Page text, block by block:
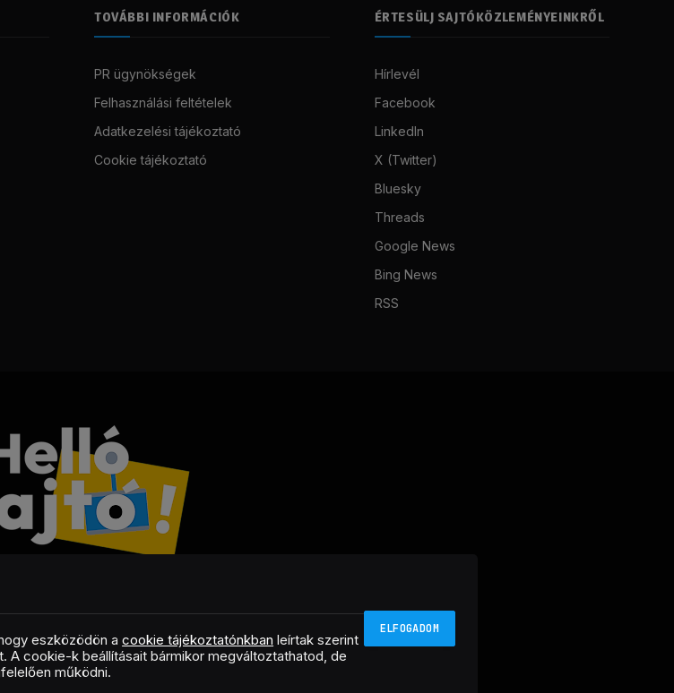
TOVÁBBI INFORMÁCIÓK
PR ügynökségek
Felhasználási feltételek
Adatkezelési tájékoztató
Cookie tájékoztató
ÉRTESÜLJ SAJTÓKÖZLEMÉNYEINKRŐL
Hírlevél
Facebook
LinkedIn
X (Twitter)
Bluesky
Threads
Google News
Bing News
RSS
FacebookLinkedInX
RSS
Helló Sajtó! Üzleti Sajtószolgálat
eszközödön acookie tájékoztatónkban leírtak szerint
A cookie-k beállításait bármikor megváltoztathatod, de
működni.
ELFOGADOM